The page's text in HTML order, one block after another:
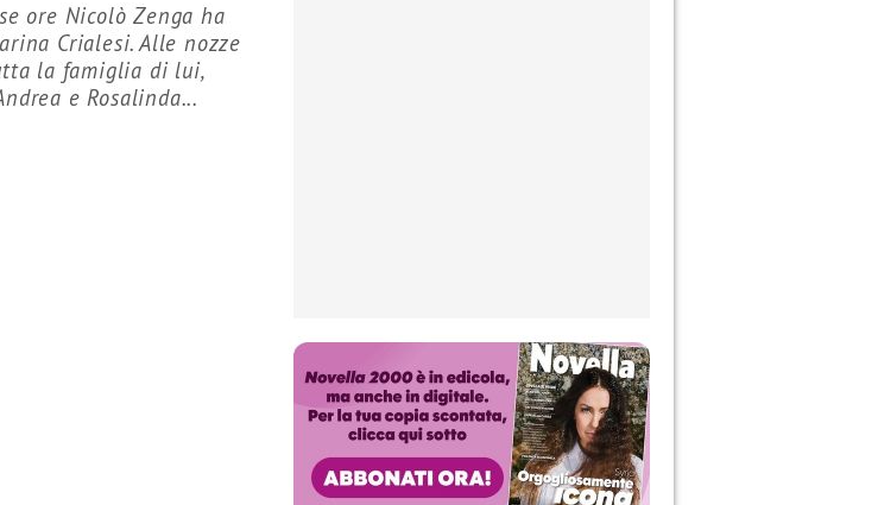
ore Nicolò Zenga ha
Crialesi. Alle nozze
la famiglia di lui,
e Rosalinda...